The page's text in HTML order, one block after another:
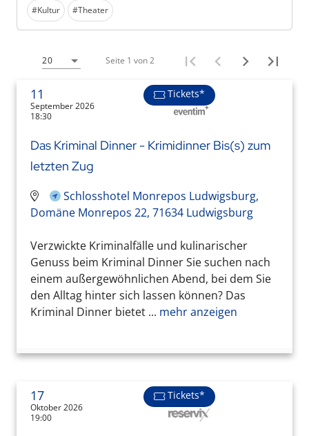
#Kultur #Theater
20 Seite 1 von 2
11
September 2026
18:30
Tickets*
Das Kriminal Dinner - Krimidinner Bis(s) zum
letzten Zug
Schlosshotel Monrepos Ludwigsburg,
Domäne Monrepos 22, 71634 Ludwigsburg
Verzwickte Kriminalfälle und kulinarischer
Genuss beim Kriminal Dinner Sie suchen nach
einem außergewöhnlichen Abend, bei dem Sie
den Alltag hinter sich lassen können? Das
Kriminal Dinner bietet ... mehr anzeigen
17
Oktober 2026
19:00
Tickets*